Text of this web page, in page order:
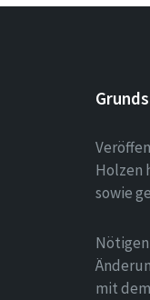
Holzen
sowie
mit